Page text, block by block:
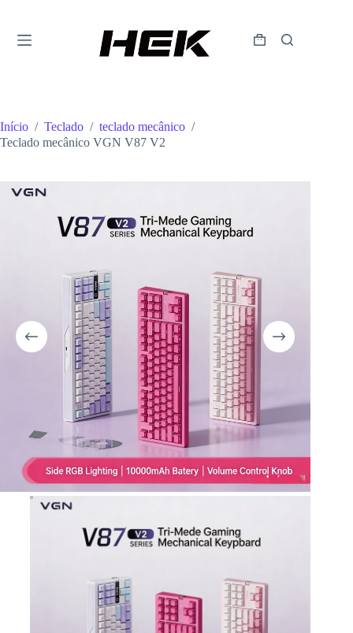
Início / Teclado / teclado mecânico /
Teclado mecânico VGN V87 V2